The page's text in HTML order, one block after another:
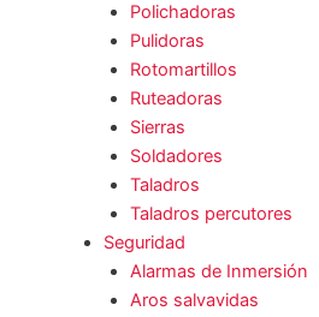
Polichadoras
Pulidoras
Rotomartillos
Ruteadoras
Sierras
Soldadores
Taladros
Taladros percutores
Seguridad
Alarmas de Inmersión
Aros salvavidas